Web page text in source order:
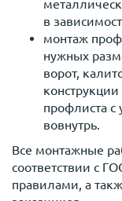
в
монтаж
нужных
ворот,
профлиста с
вовнутрь.
Все монтажные
соответствии с
правилами, а